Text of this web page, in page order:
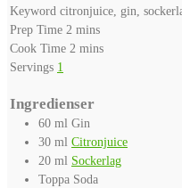
Keyword citronjuice, gin,
Prep Time 2 minutes
mins
Cook Time 2 minutes
mins
Servings 1
Ingredienser
60 ml Gin
30 ml Citronjuice
20 ml Sockerlag
Toppa Soda